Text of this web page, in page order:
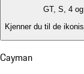
GT, S, 4
Kjenner du til de
Cayman